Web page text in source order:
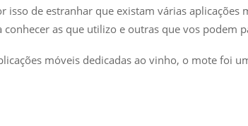
isso de estranhar que existam várias aplicações
conhecer as que utilizo e outras que vos podem
móveis dedicadas ao vinho, o mote foi